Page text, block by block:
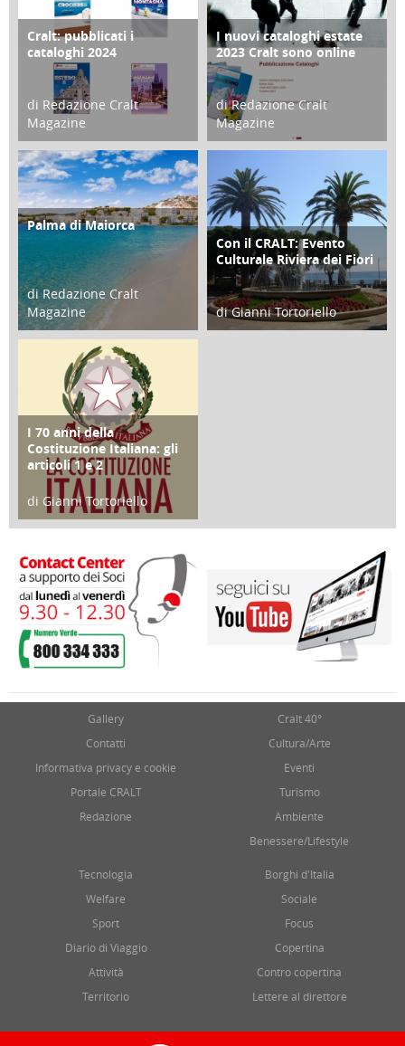
COPERTINA
Cralt: pubblicati i
cataloghi 2024
di Redazione Cralt
Magazine
21 Novembre 2023
CONTRO COPERTINA
I nuovi cataloghi estate
2023 Cralt sono online
di Redazione Cralt
Magazine
07 Marzo 2023
ATTIVITÀ
Palma di Maiorca
di Redazione Cralt
Magazine
25 Giugno 2016
ATTIVITÀ
Con il CRALT: Evento
Culturale Riviera dei Fiori
di Gianni Tortoriello
FOCUS
I 70 anni della
Costituzione Italiana: gli
articoli 1 e 2
di Gianni Tortoriello
17 Marzo 2018
Gallery
Contatti
Informativa privacy e cookie
Portale CRALT
Redazione
Cralt 40°
Cultura/Arte
Eventi
Turismo
Ambiente
Benessere/Lifestyle
Tecnologia
Welfare
Sport
Diario di Viaggio
Attività
Territorio
Borghi d'Italia
Sociale
Focus
Copertina
Contro copertina
Lettere al direttore